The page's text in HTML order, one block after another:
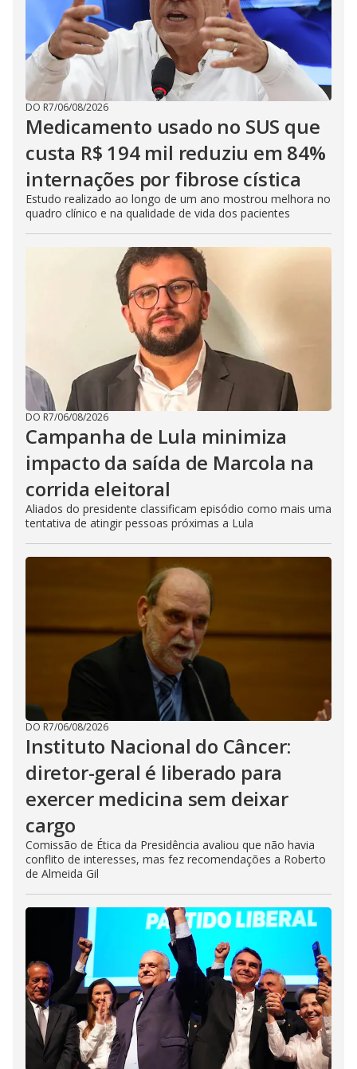
DO R7/06/08/2026
Medicamento usado no SUS que
custa R$ 194 mil reduziu em 84%
internações por fibrose cística
Estudo realizado ao longo de um ano mostrou melhora no
quadro clínico e na qualidade de vida dos pacientes
DO R7/06/08/2026
Campanha de Lula minimiza
impacto da saída de Marcola na
corrida eleitoral
Aliados do presidente classificam episódio como mais uma
tentativa de atingir pessoas próximas a Lula
DO R7/06/08/2026
Instituto Nacional do Câncer:
diretor-geral é liberado para
exercer medicina sem deixar
cargo
Comissão de Ética da Presidência avaliou que não havia
conflito de interesses, mas fez recomendações a Roberto
de Almeida Gil